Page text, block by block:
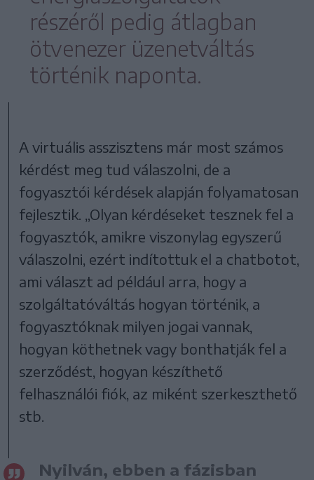
részéről pedig átlagban
ötvenezer üzenetváltás
történik naponta.
A virtuális asszisztens már most számos
kérdést meg tud válaszolni, de a
fogyasztói kérdések alapján folyamatosan
fejlesztik. „Olyan kérdéseket tesznek fel a
fogyasztók, amikre viszonylag egyszerű
válaszolni, ezért indítottuk el a chatbotot,
ami választ ad például arra, hogy a
szolgáltatóváltás hogyan történik, a
fogyasztóknak milyen jogai vannak,
hogyan köthetnek vagy bonthatják fel a
szerződést, hogyan készíthető
felhasználói fiók, az miként szerkeszthető
stb.
Nyilván, ebben a fázisban